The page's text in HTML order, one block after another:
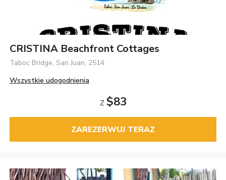
CRISTINA Beachfront Cottages
Taboc Bridge, San Juan, 2514
Wszystkie udogodnienia
Z $83
ZAREZERWUJ TERAZ